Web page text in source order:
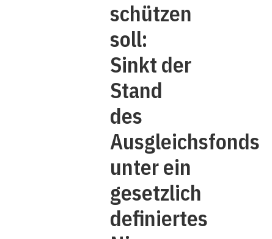
schützen
soll:
Sinkt der
Stand
des
Ausgleichsfonds
unter ein
gesetzlich
definiertes